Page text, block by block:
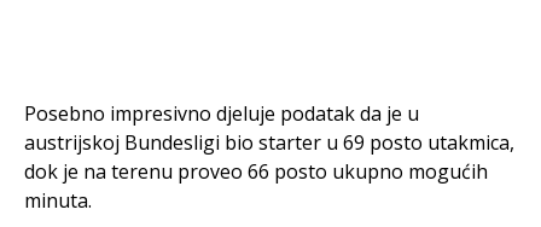
Posebno impresivno djeluje podatak da je u
austrijskoj Bundesligi bio starter u 69 posto utakmica,
dok je na terenu proveo 66 posto ukupno mogućih
minuta.